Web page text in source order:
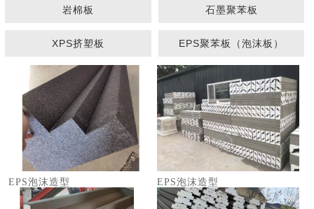
2 3
岩棉板 石墨聚苯板
XPS挤塑板 EPS聚苯板（泡沫板）
EPS泡沫造型 EPS泡沫造型